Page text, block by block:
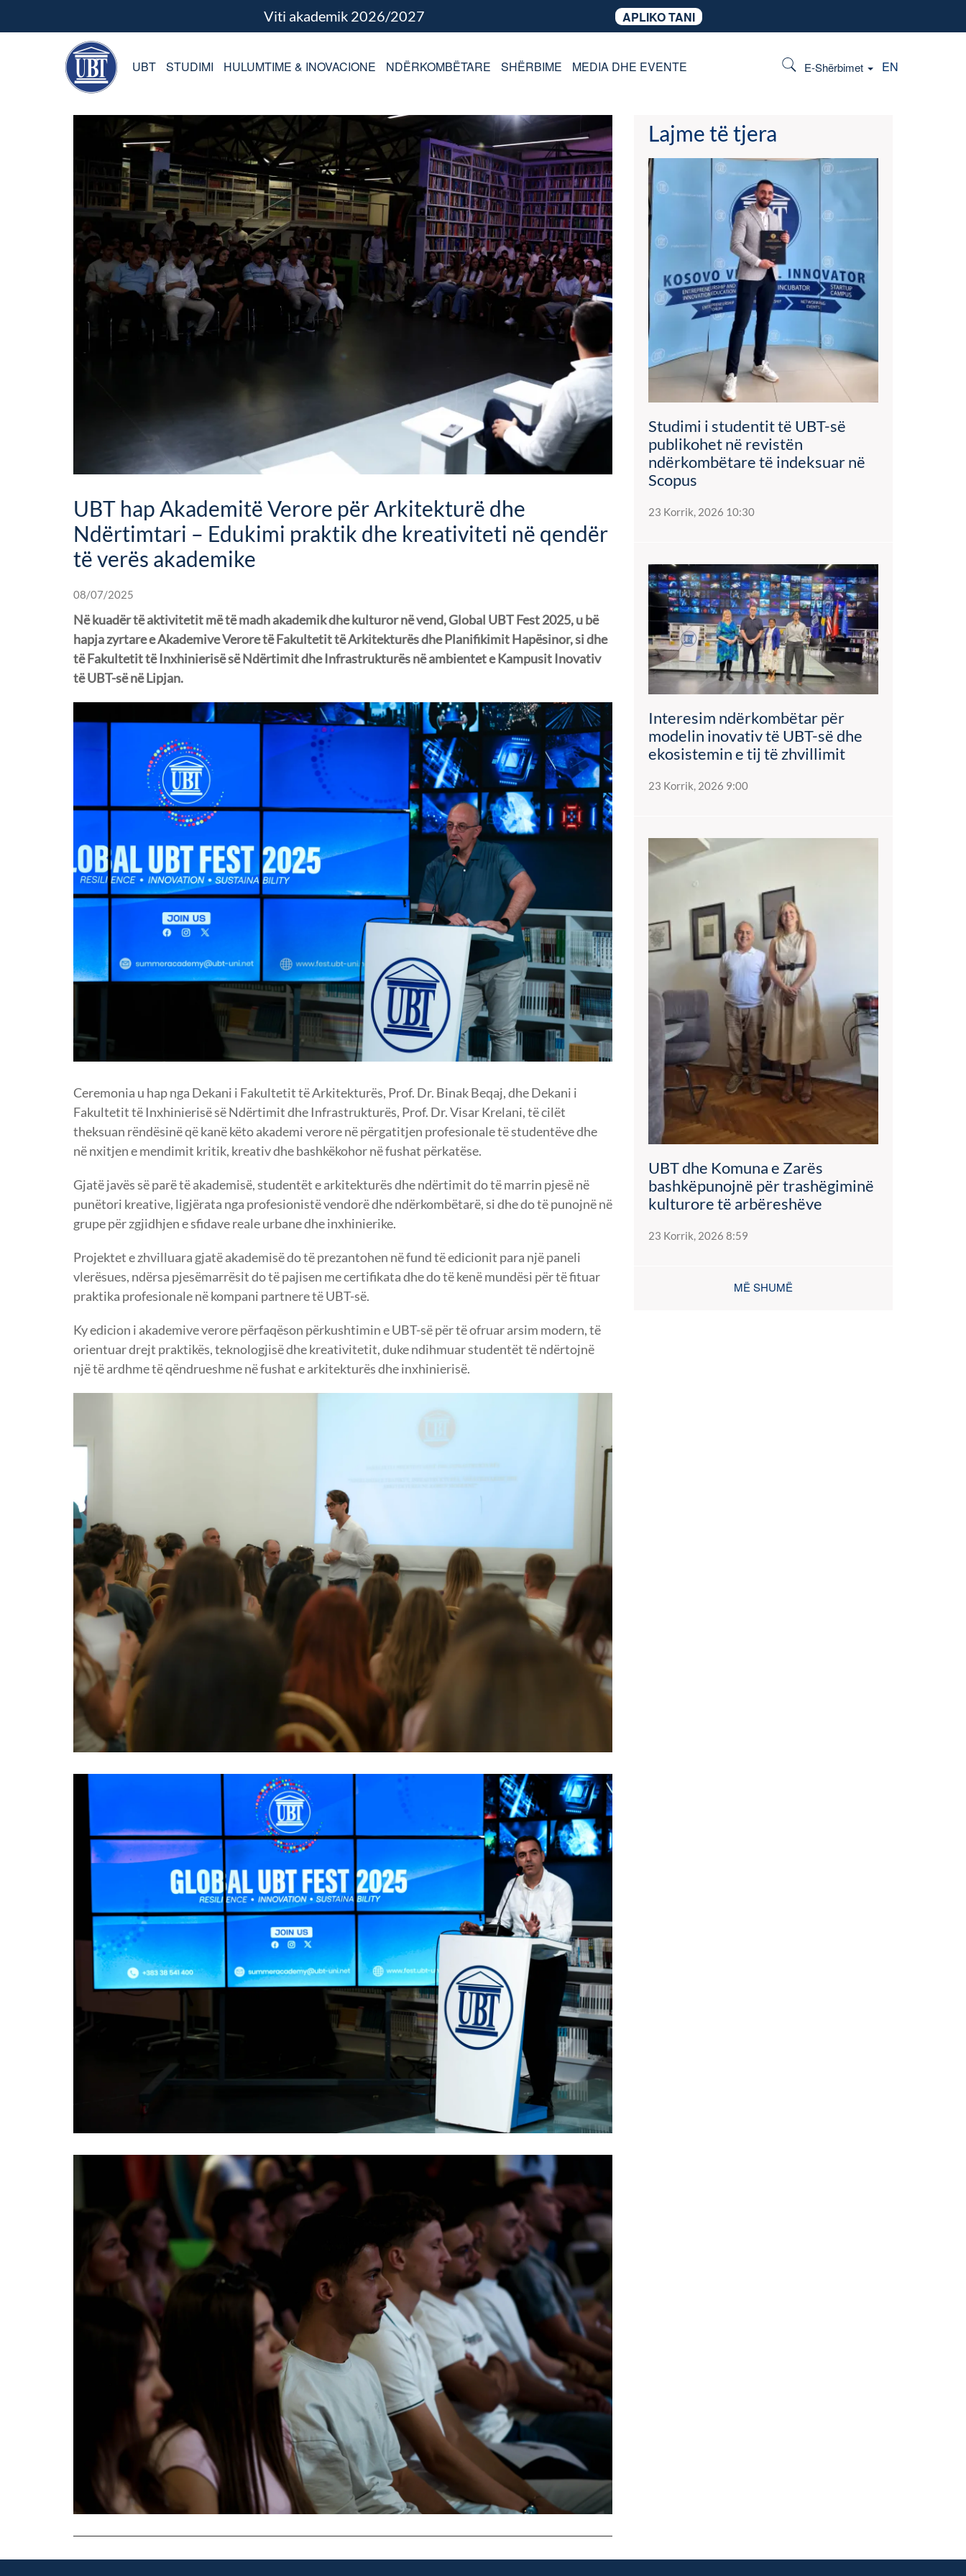
Viti akademik 2026/2027 APLIKO TANI
E-Shërbimet EN
UBT STUDIMI HULUMTIME & INOVACIONE NDËRKOMBËTARE SHËRBIME MEDIA DHE EVENTE
UBT hap Akademitë Verore për Arkitekturë dhe
Ndërtimtari – Edukimi praktik dhe kreativiteti në qendër
të verës akademike
08/07/2025
Në kuadër të aktivitetit më të madh akademik dhe kulturor në vend, Global UBT Fest 2025, u bë
hapja zyrtare e Akademive Verore të Fakultetit të Arkitekturës dhe Planifikimit Hapësinor, si dhe
të Fakultetit të Inxhinierisë së Ndërtimit dhe Infrastrukturës në ambientet e Kampusit Inovativ
të UBT-së në Lipjan.
Ceremonia u hap nga Dekani i Fakultetit të Arkitekturës, Prof. Dr. Binak Beqaj, dhe Dekani i
Fakultetit të Inxhinierisë së Ndërtimit dhe Infrastrukturës, Prof. Dr. Visar Krelani, të cilët
theksuan rëndësinë që kanë këto akademi verore në përgatitjen profesionale të studentëve dhe
në nxitjen e mendimit kritik, kreativ dhe bashkëkohor në fushat përkatëse.
Gjatë javës së parë të akademisë, studentët e arkitekturës dhe ndërtimit do të marrin pjesë në
punëtori kreative, ligjërata nga profesionistë vendorë dhe ndërkombëtarë, si dhe do të punojnë në
grupe për zgjidhjen e sfidave reale urbane dhe inxhinierike.
Projektet e zhvilluara gjatë akademisë do të prezantohen në fund të edicionit para një paneli
vlerësues, ndërsa pjesëmarrësit do të pajisen me certifikata dhe do të kenë mundësi për të fituar
praktika profesionale në kompani partnere të UBT-së.
Ky edicion i akademive verore përfaqëson përkushtimin e UBT-së për të ofruar arsim modern, të
orientuar drejt praktikës, teknologjisë dhe kreativitetit, duke ndihmuar studentët të ndërtojnë
një të ardhme të qëndrueshme në fushat e arkitekturës dhe inxhinierisë.
Lajme të tjera
Studimi i studentit të UBT-së
publikohet në revistën
ndërkombëtare të indeksuar në
Scopus
23 Korrik, 2026 10:30
Interesim ndërkombëtar për
modelin inovativ të UBT-së dhe
ekosistemin e tij të zhvillimit
23 Korrik, 2026 9:00
UBT dhe Komuna e Zarës
bashkëpunojnë për trashëgiminë
kulturore të arbëreshëve
23 Korrik, 2026 8:59
MË SHUMË